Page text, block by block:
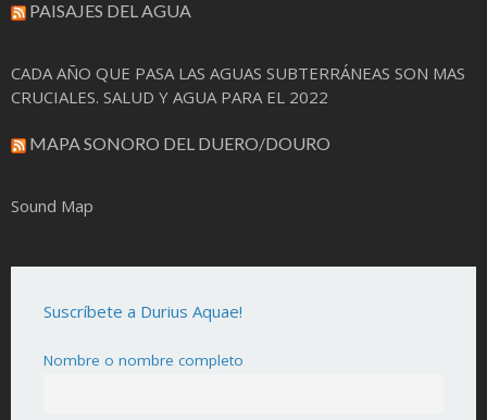
PAISAJES DEL AGUA
CADA AÑO QUE PASA LAS AGUAS SUBTERRÁNEAS SON MAS
CRUCIALES. SALUD Y AGUA PARA EL 2022
MAPA SONORO DEL DUERO/DOURO
Sound Map
Suscríbete a Durius Aquae!
Nombre o nombre completo